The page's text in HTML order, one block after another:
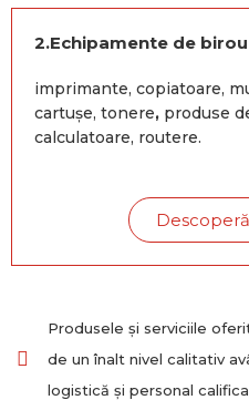
2.Echipamente de birou
imprimante, copiatoare,
cartușe, tonere, produse
calculatoare, routere.
Produsele și serviciile
de un înalt nivel calitativ
logistică și personal